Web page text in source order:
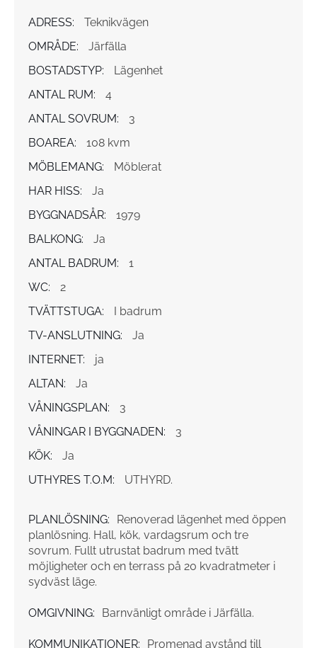
ADRESS:
Teknikvägen
OMRÅDE:
Järfälla
BOSTADSTYP:
Lägenhet
ANTAL RUM:
4
ANTAL SOVRUM:
3
BOAREA:
108 kvm
MÖBLEMANG:
Möblerat
HAR HISS:
Ja
BYGGNADSÅR:
1979
BALKONG:
Ja
ANTAL BADRUM:
1
WC:
2
TVÄTTSTUGA:
I badrum
TV-ANSLUTNING:
Ja
INTERNET:
ja
ALTAN:
Ja
VÅNINGSPLAN:
3
VÅNINGAR I BYGGNADEN:
3
KÖK:
Ja
UTHYRES T.O.M:
UTHYRD.
PLANLÖSNING:
Renoverad lägenhet med öppen
planlösning. Hall, kök, vardagsrum och tre
sovrum. Fullt utrustat badrum med tvätt
möjligheter och en terrass på 20 kvadratmeter i
sydväst läge.
OMGIVNING: Barnvänligt område i Järfälla.
KOMMUNIKATIONER: Promenad avstånd till